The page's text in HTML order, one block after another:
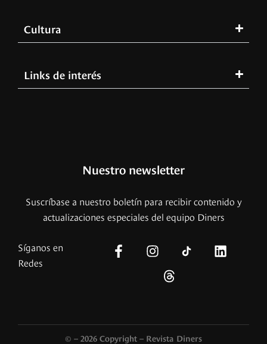
Cultura
Links de interés
Nuestro newsletter
Suscríbase a nuestro boletín para recibir contenido y
actualizaciones especiales del equipo Diners
Síganos en
Redes
© – 2026 Copyright – Revista Diners